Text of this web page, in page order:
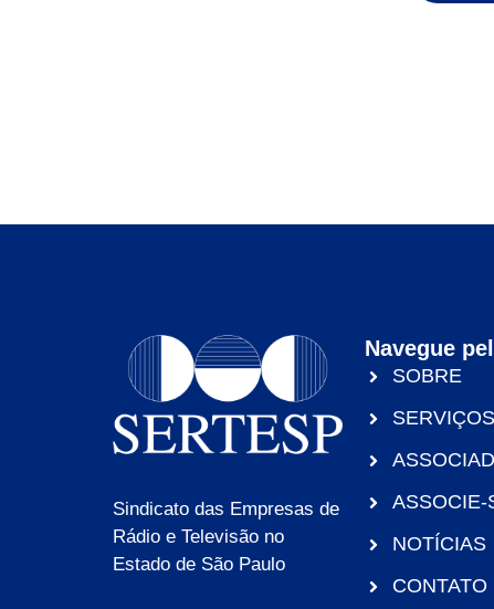
Sindicato das Empresas de
Rádio e Televisão no
Estado de São Paulo
Navegue
SOBRE
SERVIÇOS
ASSOCIE-
NOTÍCIAS
CONTATO